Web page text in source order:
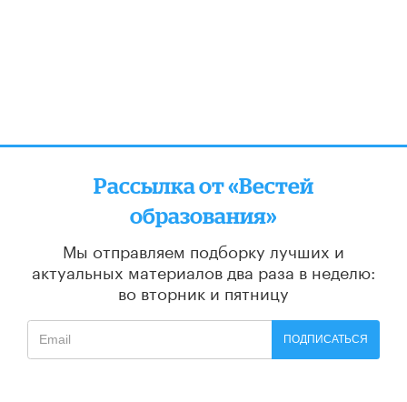
Рассылка от «Вестей
образования»
Мы отправляем подборку лучших и
актуальных материалов два раза в неделю:
во вторник и пятницу
ПОДПИСАТЬСЯ